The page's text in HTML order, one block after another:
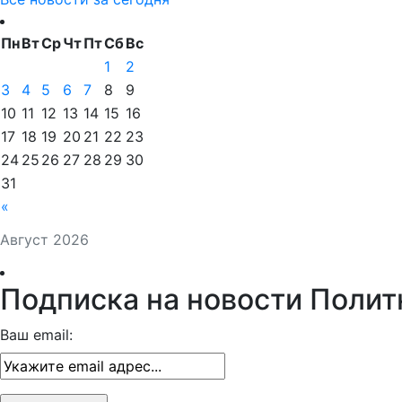
Август 2026
ПнВтСрЧтПтСбВс
«
1
2
3
4 5 6 7 8
9
10 11 12 13 14 15 16
17 18 19 20 21 22 23
24 25 26 27 28 29 30
31
Подписка на новости
Ваш email: